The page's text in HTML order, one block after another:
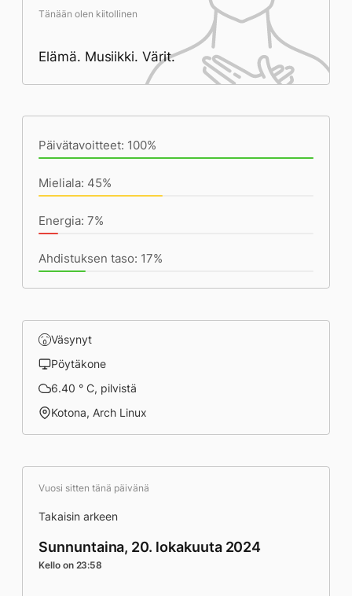
Tänään olen kiitollinen
Elämä. Musiikki. Värit.
Päivätavoitteet: 100%
Mieliala: 45%
Energia: 7%
Ahdistuksen taso: 17%
Väsynyt
Pöytäkone
6.40 ° C, pilvistä
Kotona, Arch Linux
Vuosi sitten tänä päivänä
Takaisin arkeen
Sunnuntaina, 20. lokakuuta 2024
Kello on 23:58